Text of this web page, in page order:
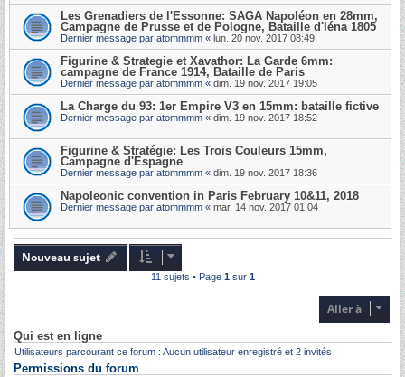
Les Grenadiers de l'Essonne: SAGA Napoléon en 28mm,
Campagne de Prusse et de Pologne, Bataille d'Iéna 1805
Dernier message par atommmm « lun. 20 nov. 2017 08:49
Figurine & Strategie et Xavathor: La Garde 6mm:
campagne de France 1914, Bataille de Paris
Dernier message par atommmm « dim. 19 nov. 2017 19:05
La Charge du 93: 1er Empire V3 en 15mm: bataille fictive
Dernier message par atommmm « dim. 19 nov. 2017 18:52
Figurine & Stratégie: Les Trois Couleurs 15mm,
Campagne d'Espagne
Dernier message par atommmm « dim. 19 nov. 2017 18:36
Napoleonic convention in Paris February 10&11, 2018
Dernier message par atommmm « mar. 14 nov. 2017 01:04
Nouveau sujet
11 sujets • Page 1 sur 1
Aller à
Qui est en ligne
Utilisateurs parcourant ce forum : Aucun utilisateur enregistré et 2 invités
Permissions du forum